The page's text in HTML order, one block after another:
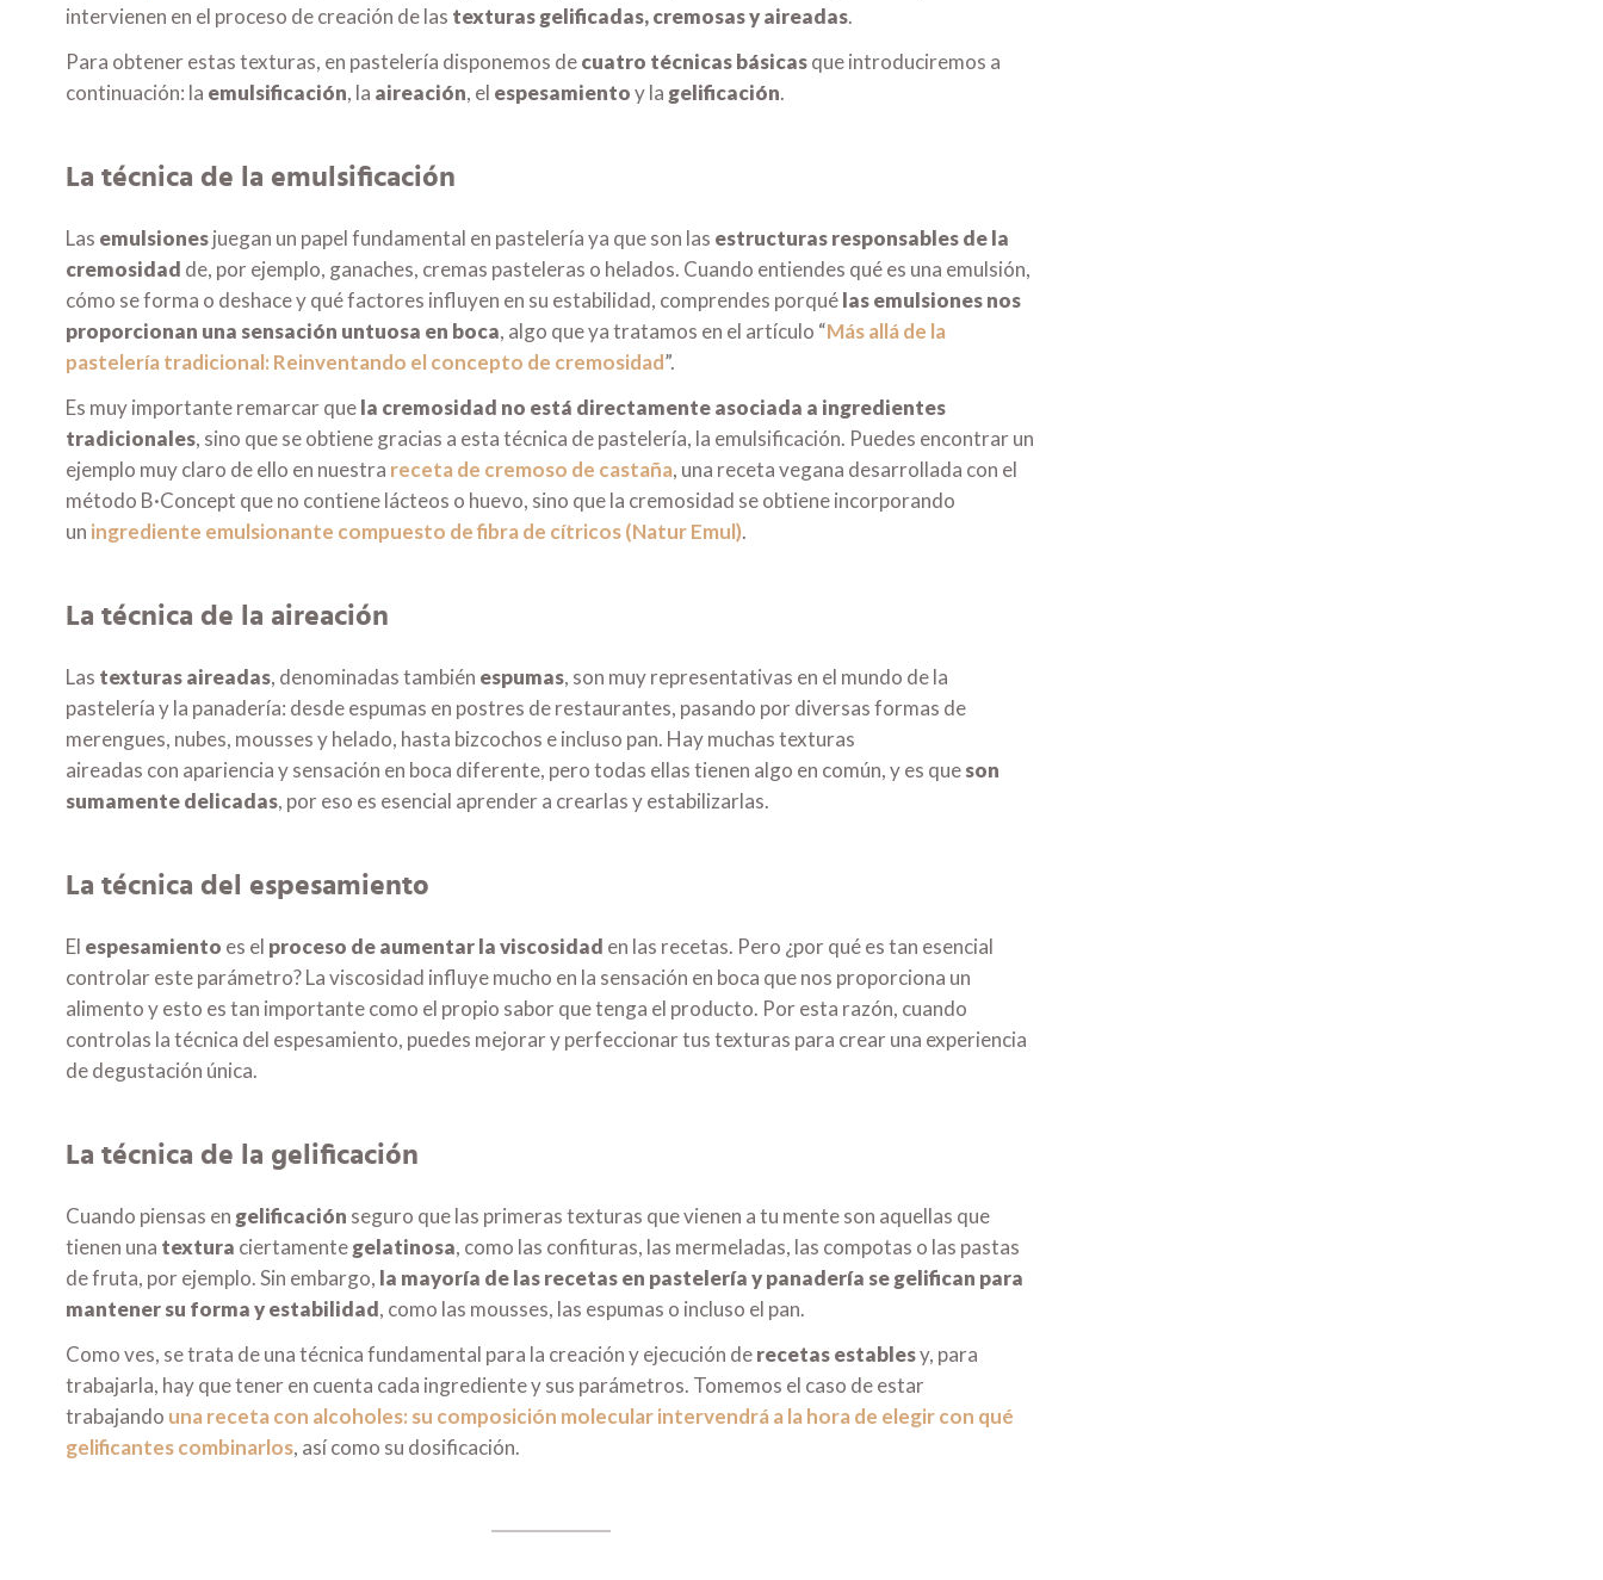
intervienen en el proceso de creación de las texturas gelificadas, cremosas y aireadas.
Para obtener estas texturas, en pastelería disponemos decuatro técnicas básicasque introduciremos a
continuación: la emulsificación, la aireación, el espesamientoy la gelificación.
La técnica de la emulsificación
Las emulsionesjuegan un papel fundamental en pastelería ya que son las estructuras responsables de la
cremosidad de, por ejemplo, ganaches, cremas pasteleras o helados. Cuando entiendes qué es una emulsión,
cómo se forma o deshace y qué factores influyen en su estabilidad, comprendes porquélas emulsiones nos
proporcionan una sensación untuosa en boca, algo que ya tratamos en el artículo “Más allá de la
pastelería tradicional: Reinventando el concepto de cremosidad”.
Es muy importante remarcar quela cremosidad no está directamente asociada a ingredientes
tradicionales, sino que se obtiene gracias a esta técnica de pastelería, la emulsificación. Puedes encontrar un
ejemplo muy claro de ello en nuestra receta de cremoso de castaña, una receta vegana desarrollada con el
método B·Concept que no contiene lácteos o huevo, sino que la cremosidad se obtiene incorporando
un ingrediente emulsionante compuesto de fibra de cítricos (Natur Emul).
La técnica de la aireación
Las texturas aireadas, denominadas también espumas, son muy representativas en el mundo de la
pastelería y la panadería: desde espumas en postres de restaurantes, pasando por diversas formas de
merengues, nubes, mousses y helado, hasta bizcochos e incluso pan. Hay muchas texturas
aireadas con apariencia y sensación en boca diferente, pero todas ellas tienen algo en común, y es queson
sumamente delicadas, por eso es esencial aprender a crearlas y estabilizarlas.
La técnica del espesamiento
El espesamiento es el proceso de aumentar la viscosidad en las recetas. Pero ¿por qué es tan esencial
controlar este parámetro? La viscosidad influye mucho en la sensación en boca que nos proporciona un
alimento y esto es tan importante como el propio sabor que tenga el producto. Por esta razón, cuando
controlas la técnica del espesamiento, puedes mejorar y perfeccionar tus texturas para crear una experiencia
de degustación única.
La técnica de la gelificación
Cuando piensas en gelificación seguro que las primeras texturas que vienen a tu mente son aquellas que
tienen una textura ciertamentegelatinosa, como las confituras, las mermeladas, las compotas o las pastas
de fruta, por ejemplo. Sin embargo, la mayoría de las recetas en pastelería y panadería se gelifican para
mantener su forma y estabilidad, como las mousses, las espumas o incluso el pan.
Como ves, se trata de una técnica fundamental para la creación y ejecución derecetas establesy, para
trabajarla, hay que tener en cuenta cada ingrediente y sus parámetros. Tomemos el caso de estar
trabajando una receta con alcoholes: su composición molecular intervendrá a la hora de elegir con qué
gelificantes combinarlos, así como su dosificación.